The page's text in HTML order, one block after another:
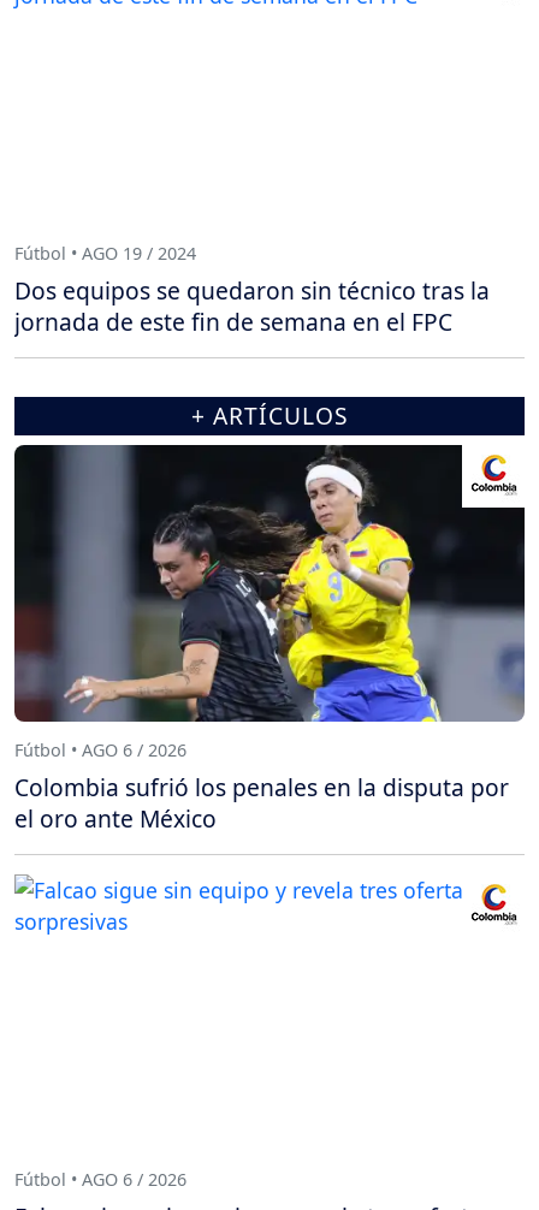
Fútbol • AGO 19 / 2024
Dos equipos se quedaron sin técnico tras la
jornada de este fin de semana en el FPC
+ ARTÍCULOS
Fútbol • AGO 6 / 2026
Colombia sufrió los penales en la disputa por
el oro ante México
Fútbol • AGO 6 / 2026